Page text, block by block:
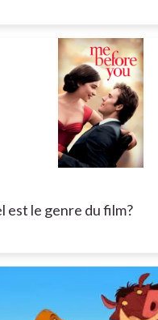
est le genre du film?